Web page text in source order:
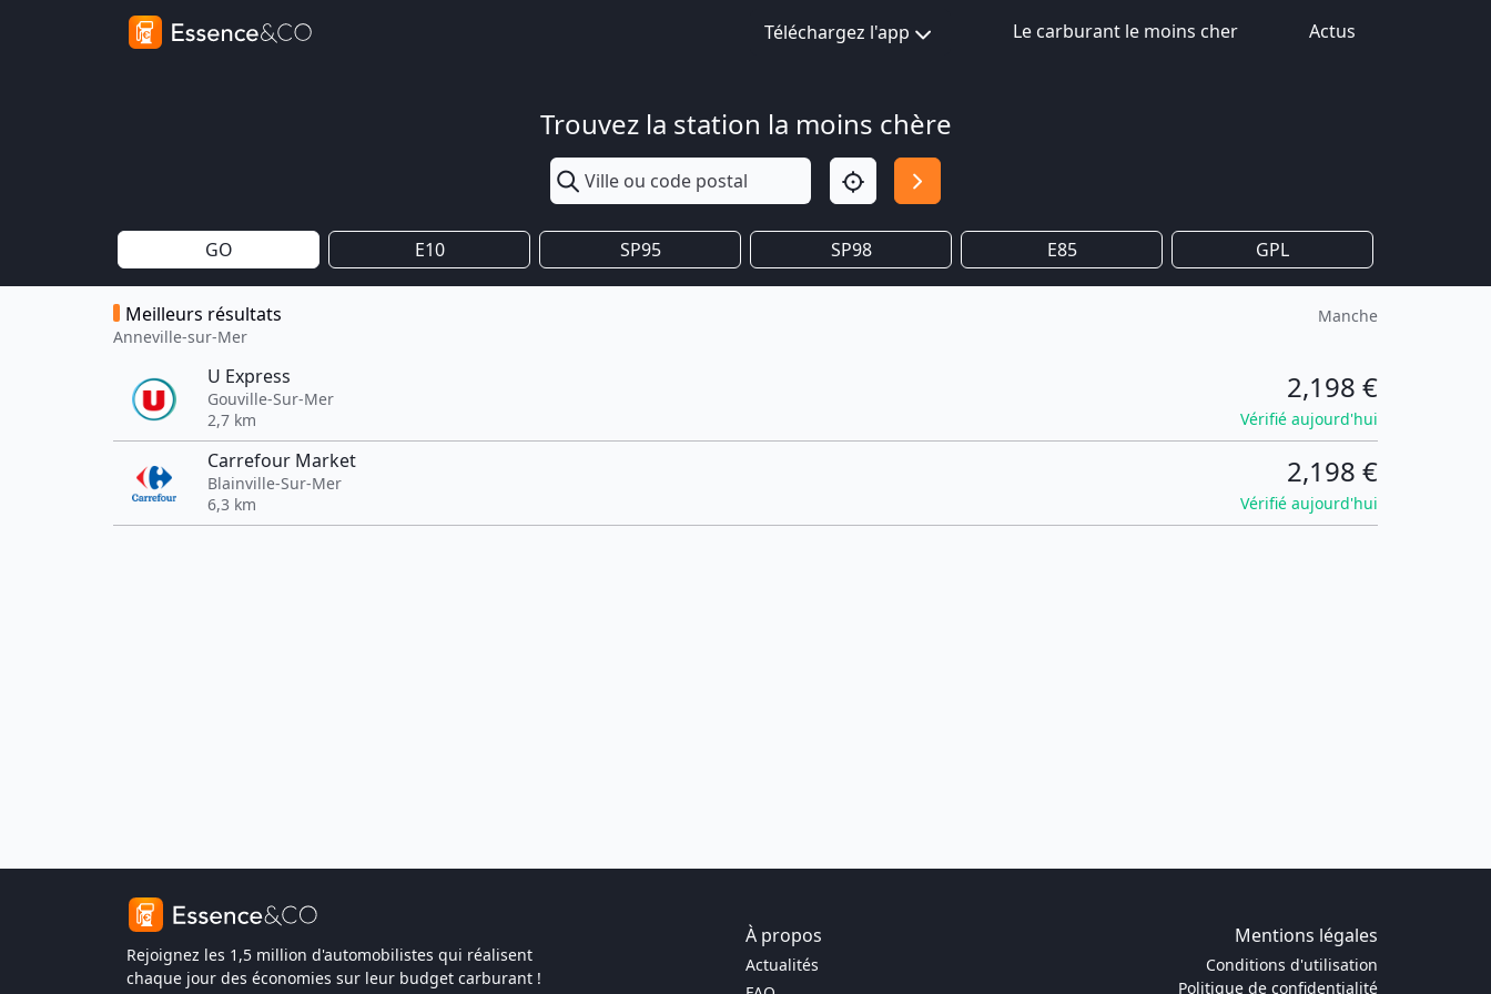
Téléchargez l'app Le carburant le moins cher Actus
Trouvez la station la moins chère
GO E10 SP95 SP98 E85 GPL
Meilleurs résultats
Anneville-sur-Mer
Manche
U Express
Gouville-Sur-Mer
2,7 km
2,198 €
Vérifié aujourd'hui
Carrefour Market
Blainville-Sur-Mer
6,3 km
2,198 €
Vérifié aujourd'hui
Rejoignez les 1,5 million d'automobilistes qui réalisent
chaque jour des économies sur leur budget carburant !
À propos Mentions légales
Actualités
Conditions d'utilisation
Politique de confidentialité